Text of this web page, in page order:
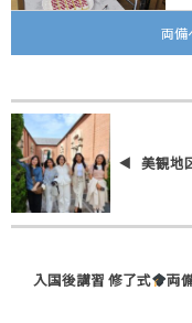
両備
美観地
入国後講習 修了式
両